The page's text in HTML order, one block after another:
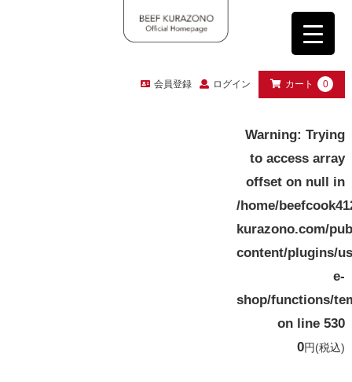
会員登録 ログイン カート 0
Warning: Trying
to access array
offset on null in
/home/
kurazono.com/
content/plugins/
e-
shop/functions/
on line530
0円(税込)